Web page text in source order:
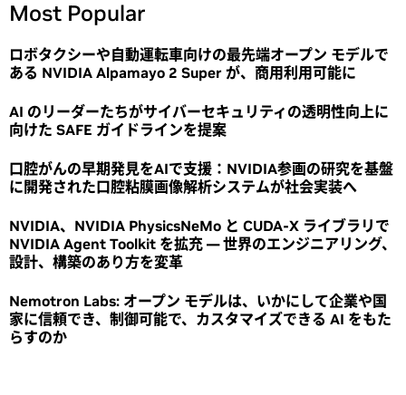
Most Popular
ロボタクシーや自動運転車向けの最先端オープン モデルで
ある NVIDIA Alpamayo 2 Super が、商用利用可能に
AI のリーダーたちがサイバーセキュリティの透明性向上に
向けた SAFE ガイドラインを提案
口腔がんの早期発見をAIで支援：NVIDIA参画の研究を基盤
に開発された口腔粘膜画像解析システムが社会実装へ
NVIDIA、NVIDIA PhysicsNeMo と CUDA-X ライブラリで
NVIDIA Agent Toolkit を拡充 ― 世界のエンジニアリング、
設計、構築のあり方を変革
Nemotron Labs: オープン モデルは、いかにして企業や国
家に信頼でき、制御可能で、カスタマイズできる AI をもた
らすのか